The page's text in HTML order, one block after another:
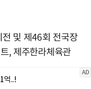
및 제46회 전국장
, 제주한라체육관